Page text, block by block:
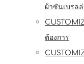
ผ้าซันเบรล
ต้องการ